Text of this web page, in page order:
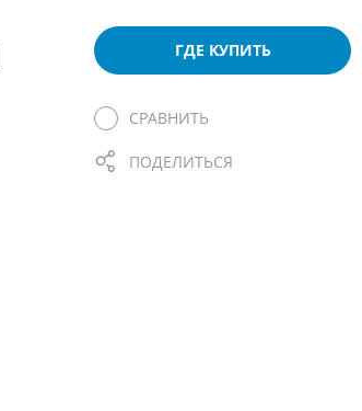
ГДЕ КУПИТЬ
СРАВНИТЬ
ПОДЕЛИТЬСЯ